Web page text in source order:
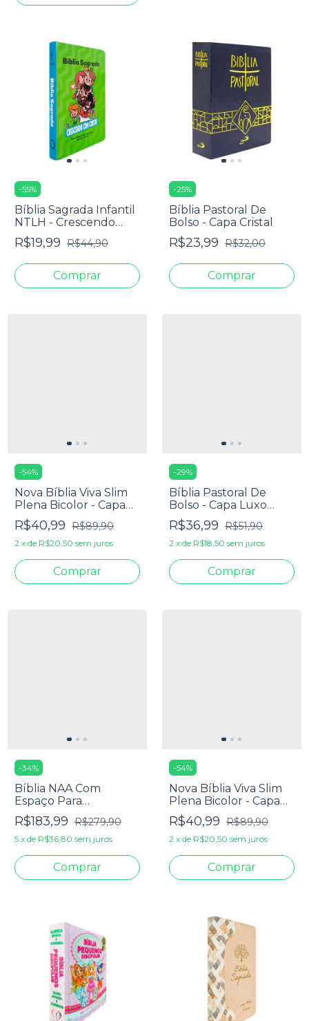
-55%
Bíblia Sagrada Infantil
NTLH - Crescendo
Com Cristo - Capa
Dura Verde Claro
R$19,99 R$44,90
-25%
Bíblia Pastoral De
Bolso - Capa Cristal
R$23,99 R$32,00
-54%
Nova Bíblia Viva Slim
Plena Bicolor - Capa
Luxo Rosa
R$40,99 R$89,90
2 x de R$20,50 sem juros
-29%
Bíblia Pastoral De
Bolso - Capa Luxo
Azul Marinho
R$36,99 R$51,90
2 x de R$18,50 sem juros
-34%
Bíblia NAA Com
Espaço Para
Anotações - Coleção
Mulheres Sopro Divino
R$183,99 R$279,90
5 x de R$36,80 sem juros
-54%
Nova Bíblia Viva Slim
Plena Bicolor - Capa
Luxo Chumbo
R$40,99 R$89,90
2 x de R$20,50 sem juros